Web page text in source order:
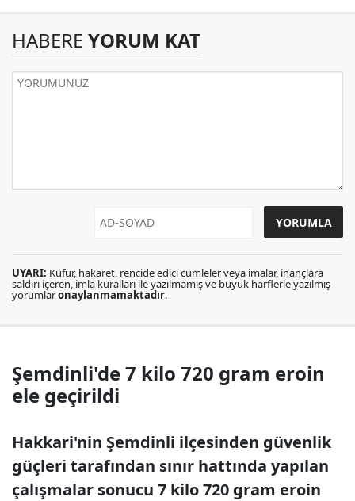
HABERE YORUM KAT
UYARI: Küfür, hakaret, rencide edici cümleler veya imalar, inançlara
saldırı içeren, imla kuralları ile yazılmamış ve büyük harflerle yazılmış
yorumlaronaylanmamaktadır.
Şemdinli'de 7 kilo 720 gram eroin
ele geçirildi
Hakkari'nin Şemdinli ilçesinden güvenlik
güçleri tarafından sınır hattında yapılan
çalışmalar sonucu 7 kilo 720 gram eroin